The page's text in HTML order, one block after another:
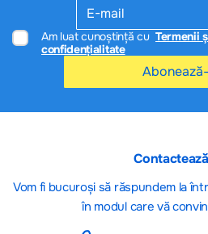
Am luat cunoștință cu Termenii
confidențialitate
Vom fi bucuroși să răspundem la
în modul care vă